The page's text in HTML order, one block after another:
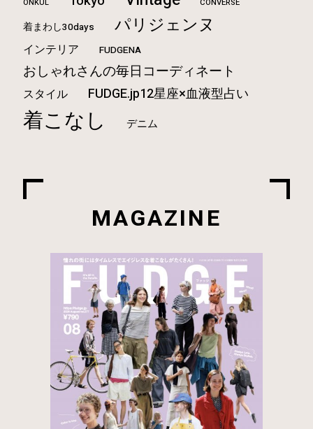
ONKUL CONVERSE
着まわし30days パリジェンヌ
インテリア FUDGENA
おしゃれさんの毎日コーディネート
スタイル FUDGE.jp12星座×血液型占い
着こなし デニム
MAGAZINE